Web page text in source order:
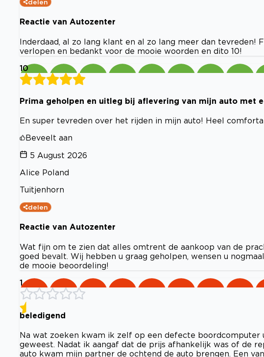
delen
Reactie van Autozenter
Inderdaad, al zo lang klant en al zo lang meer dan tevreden!
verlopen en bedankt voor de mooie woorden en dito 10!
10
Prima geholpen en uitleg bij aflevering van mijn auto met
En super tevreden over het rijden in mijn auto! Heel
Beveelt aan
5 August 2026
Alice Poland
Tuitjenhorn
delen
Reactie van Autozenter
Wat fijn om te zien dat alles omtrent de aankoop van de
goed bevalt. Wij hebben u graag geholpen, wensen u
de mooie beoordeling!
1
beledigend
Na wat zoeken kwam ik zelf op een defecte boordcomputer
geweest. Nadat ik aangaf dat de prijs afhankelijk was of de
auto kwam mijn partner de ochtend de auto brengen. Een